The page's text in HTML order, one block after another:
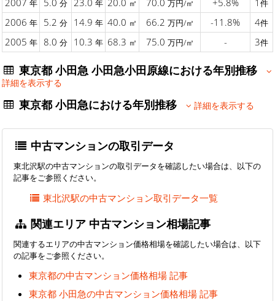
2007 年 5.0 分 23.0 年 20.0 ㎡ 70.0 万円/㎡ +5.8% 1 件
2006 年 5.2 分 14.9 年 40.0 ㎡ 66.2 万円/㎡ -11.8% 4件
2005 年 8.0 分 10.3 年 68.3 ㎡ 75.0 万円/㎡ - 3件
東京都 小田急 小田急小田原線における年別推移
詳細を表示する
東京都 小田急における年別推移 詳細を表示する
中古マンションの取引データ
東北沢駅の中古マンションの取引データを確認したい場合は、以下の
記事をご参照ください。
東北沢駅の中古マンション取引データ一覧
関連エリア 中古マンション相場記事
関連するエリアの中古マンション価格相場を確認したい場合は、以下
の記事をご参照ください。
東京都の中古マンション価格相場 記事
東京都 小田急の中古マンション価格相場 記事